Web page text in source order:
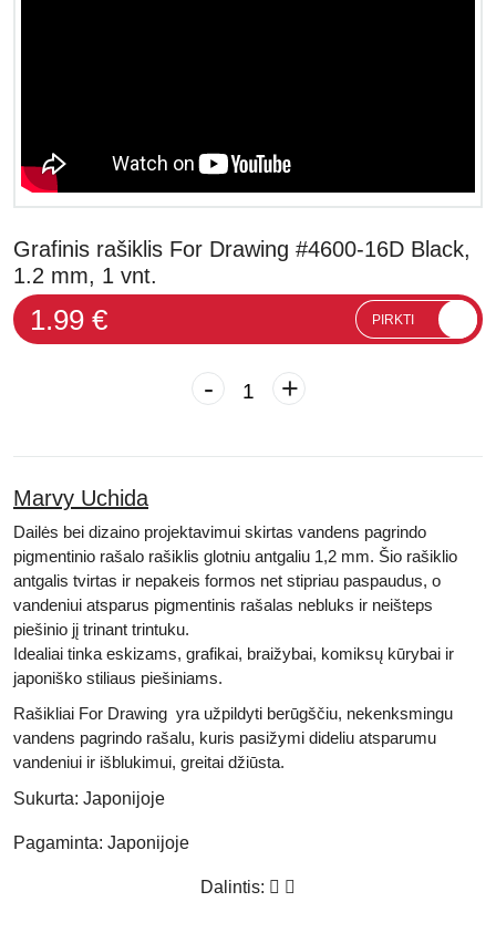
Grafinis rašiklis For Drawing #4600-16D Black,
1.2 mm, 1 vnt.
1.99 € PIRKTI
- +
Marvy Uchida
Dailės bei dizaino projektavimui skirtas vandens pagrindo
pigmentinio rašalo rašiklis glotniu antgaliu 1,2 mm. Šio rašiklio
antgalis tvirtas ir nepakeis formos net stipriau paspaudus, o
vandeniui atsparus pigmentinis rašalas nebluks ir neišteps
piešinio jį trinant trintuku.
Idealiai tinka eskizams, grafikai, braižybai, komiksų kūrybai ir
japoniško stiliaus piešiniams.
Rašikliai For Drawing yra užpildyti berūgščiu, nekenksmingu
vandens pagrindo rašalu, kuris pasižymi dideliu atsparumu
vandeniui ir išblukimui, greitai džiūsta.
Sukurta: Japonijoje
Pagaminta: Japonijoje
Dalintis: